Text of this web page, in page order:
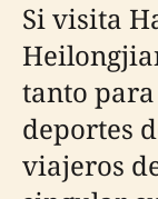
Si visita
tanto
deportes
viajeros